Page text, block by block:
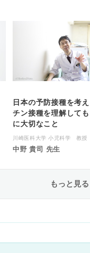
日本の予防接種を考
チン接種を理解して
に大切なこと
川崎医科大学 小児科学 教授
中野 貴司 先生
もっと見る